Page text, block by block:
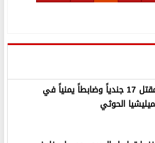
اليمن: مقتل 17 جندياً وضابطاً يمنياً في
الحوثي